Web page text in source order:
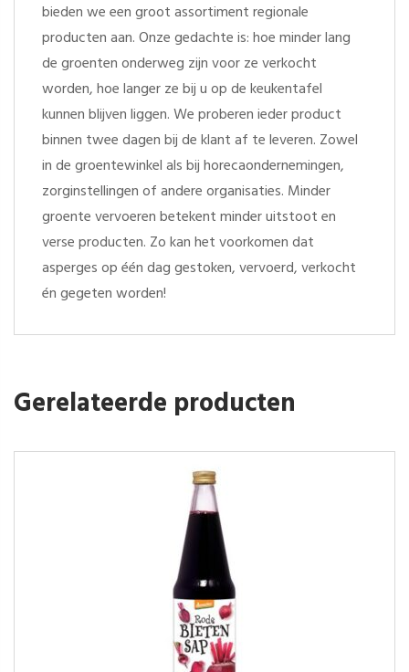
bieden we een groot assortiment regionale
producten aan. Onze gedachte is: hoe minder lang
de groenten onderweg zijn voor ze verkocht
worden, hoe langer ze bij u op de keukentafel
kunnen blijven liggen. We proberen ieder product
binnen twee dagen bij de klant af te leveren. Zowel
in de groentewinkel als bij horecaondernemingen,
zorginstellingen of andere organisaties. Minder
groente vervoeren betekent minder uitstoot en
verse producten. Zo kan het voorkomen dat
asperges op één dag gestoken, vervoerd, verkocht
én gegeten worden!
Gerelateerde producten